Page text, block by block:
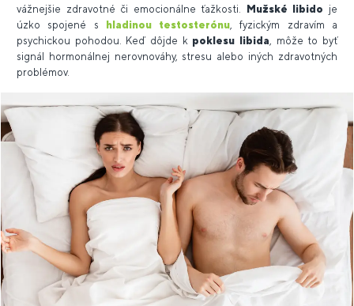
vážnejšie zdravotné či emocionálne ťažkosti.
Mužské libido je
úzko spojené s
hladinou testosterónu , fyzickým zdravím a
psychickou pohodou. Keď dôjde k poklesu libida , môže to byť
signál hormonálnej nerovnováhy, stresu alebo iných zdravotných
problémov.